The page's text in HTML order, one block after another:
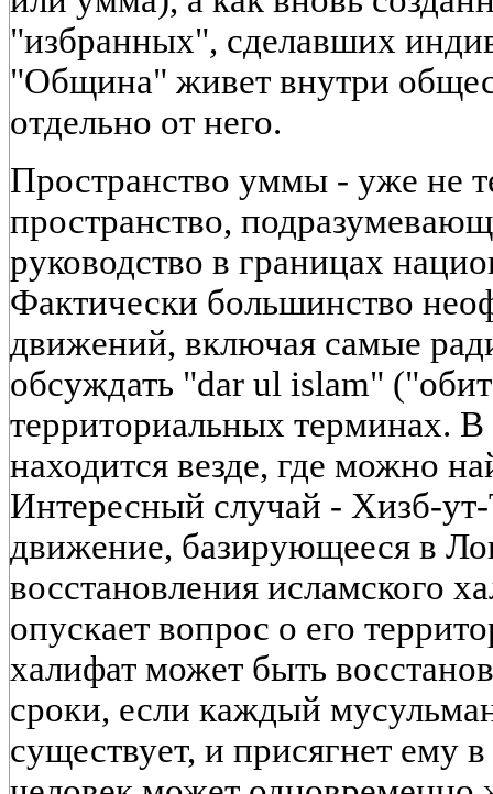
"избранных", сделавших
"Община" живет внутри
отдельно от него.
Пространство уммы - уже не
пространство,
руководство в границах
Фактически большинство
движений, включая самые
обсуждать "dar ul islam"
территориальных терминах.
находится везде, где можно
Интересный случай - Хизб-
движение, базирующееся в
восстановления исламского
опускает вопрос о его
халифат может быть
сроки, если каждый
существует, и присягнет ему